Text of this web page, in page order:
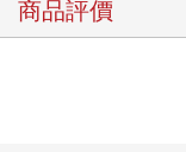
商品評價